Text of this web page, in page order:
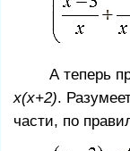
А теперь
х(х+2).
части, по